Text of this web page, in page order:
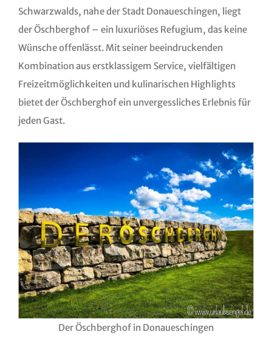
Schwarzwalds, nahe der Stadt Donaueschingen, liegt
der Öschberghof – ein luxuriöses Refugium, das keine
Wünsche offenlässt. Mit seiner beeindruckenden
Kombination aus erstklassigem Service, vielfältigen
Freizeitmöglichkeiten und kulinarischen Highlights
bietet der Öschberghof ein unvergessliches Erlebnis für
jeden Gast.
Der Öschberghof in Donaueschingen